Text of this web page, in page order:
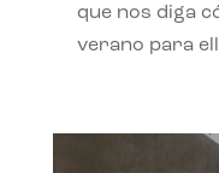
que nos diga
verano para